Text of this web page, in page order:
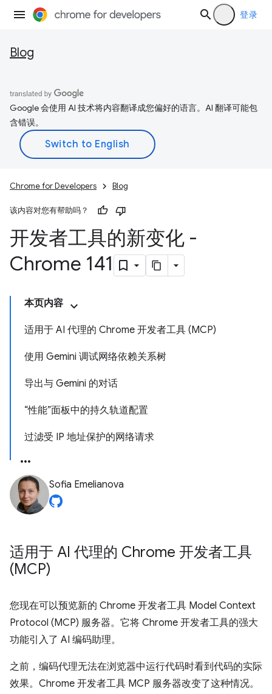
登录
Blog
Google 会使用 AI 技术将内容翻译成您偏好的语言。AI 翻译可能包
含错误。
Chrome for Developers Blog
该内容对您有帮助吗？
开发者工具的新变化 -
Chrome 141
本页内容
适用于 AI 代理的 Chrome 开发者工具 (MCP)
使用 Gemini 调试网络依赖关系树
导出与 Gemini 的对话
“性能”面板中的持久轨道配置
过滤受 IP 地址保护的网络请求
Sofia Emelianova
适用于 AI 代理的 Chrome 开发者工具
(MCP)
您现在可以预览新的 Chrome 开发者工具 Model Context
Protocol (MCP) 服务器。它将 Chrome 开发者工具的强大
功能引入了 AI 编码助理。
之前，编码代理无法在浏览器中运行代码时看到代码的实际
效果。Chrome 开发者工具 MCP 服务器改变了这种情况。